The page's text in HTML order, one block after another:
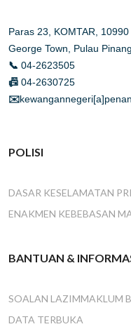
Paras 23, KOMTAR, 10990
George Town, Pulau Pinang
📞 04-2623505
📠 04-2630725
✉️
POLISI
DASAR KESELAMATAN
ENAKMEN KEBEBASAN
BANTUAN &
SOALAN LAZIMMAKLUM
DATA TERBUKA